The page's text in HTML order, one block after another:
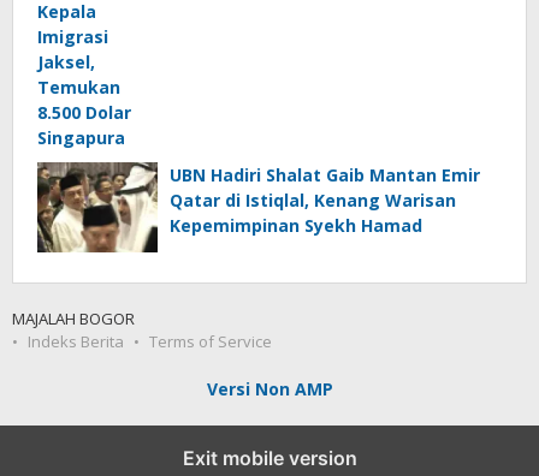
UBN Hadiri Shalat Gaib Mantan Emir
Qatar di Istiqlal, Kenang Warisan
Kepemimpinan Syekh Hamad
MAJALAH BOGOR
Indeks Berita
Terms of Service
Versi Non AMP
Exit mobile version